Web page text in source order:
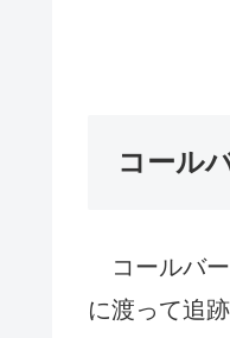
コール
コールバー
に渡って追